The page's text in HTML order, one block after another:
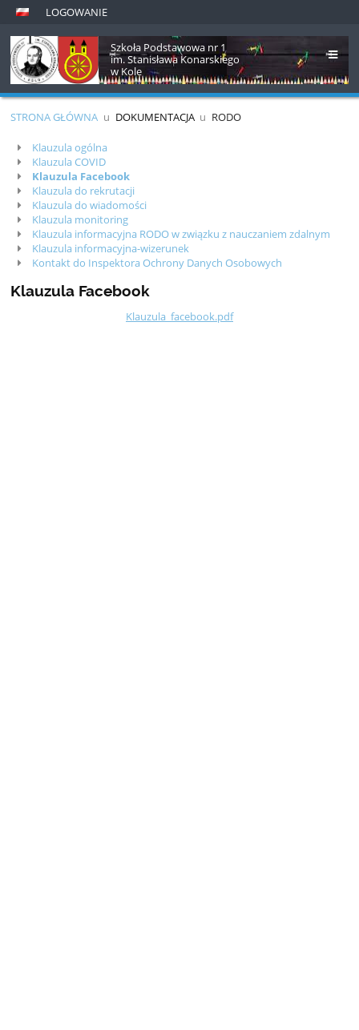
LOGOWANIE
Szkoła Podstawowa nr 1
im. Stanisława Konarskiego
w Kole
STRONA GŁÓWNA u DOKUMENTACJA u RODO
RodoKlauzula ogólna
Klauzula COVID
Klauzula Facebook
Klauzula do rekrutacji
Klauzula do wiadomości
Klauzula monitoring
Klauzula informacyjna RODO w związku z nauczaniem zdalnym
Klauzula informacyjna-wizerunek
Kontakt do Inspektora Ochrony Danych Osobowych
Klauzula Facebook
Klauzula_facebook.pdf